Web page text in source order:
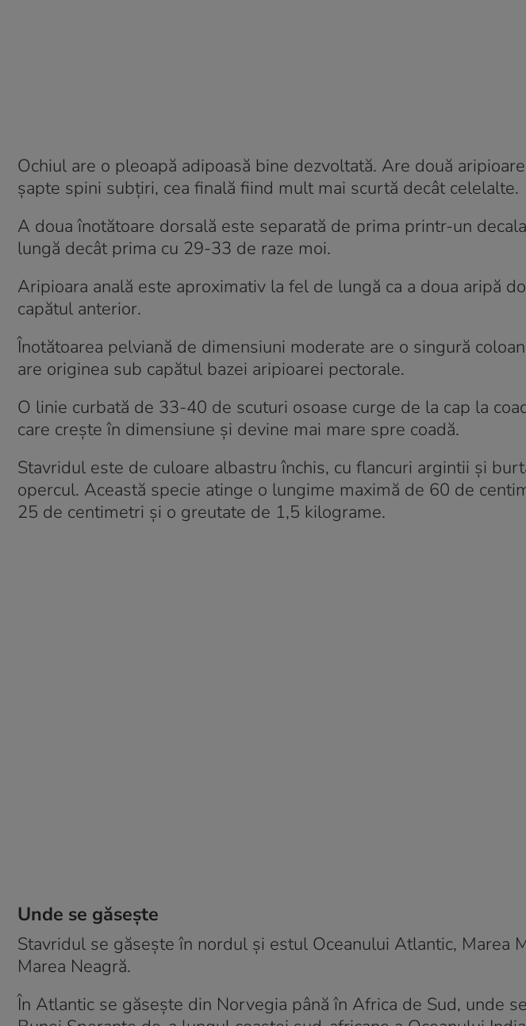
Ochiul are o pleoapă adipoasă bine dezvoltată. Are două
șapte spini subțiri, cea finală fiind mult mai scurtă decât celelalte.
A doua înotătoare dorsală este separată de prima printr-un
lungă decât prima cu 29-33 de raze moi.
Aripioara anală este aproximativ la fel de lungă ca a doua aripă
capătul anterior.
Înotătoarea pelviană de dimensiuni moderate are o singură
are originea sub capătul bazei aripioarei pectorale.
O linie curbată de 33-40 de scuturi osoase curge de la cap la
care crește în dimensiune și devine mai mare spre coadă.
Stavridul este de culoare albastru închis, cu flancuri argintii și
opercul. Această specie atinge o lungime maximă de 60 de
25 de centimetri și o greutate de 1,5 kilograme.
Unde se găsește
Stavridul se găsește în nordul și estul Oceanului Atlantic, Marea
Marea Neagră.
În Atlantic se găsește din Norvegia până în Africa de Sud, unde